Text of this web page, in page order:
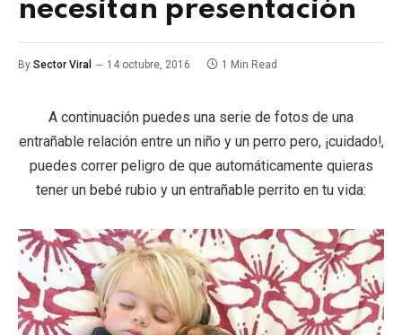
necesitan presentación
By Sector Viral 14 octubre, 2016 1 Min Read
A continuación puedes una serie de fotos de una
entrañable relación entre un niño y un perro pero, ¡cuidado!,
puedes correr peligro de que automáticamente quieras
tener un bebé rubio y un entrañable perrito en tu vida: